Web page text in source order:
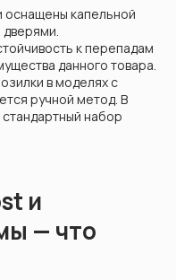
капельной
к перепадам
данного товара.
в моделях с
ручной метод. В
набор
и
— что